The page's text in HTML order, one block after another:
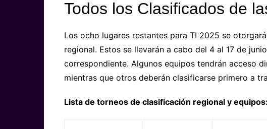
Todos los Clasificados de
Los ocho lugares restantes para TI 2025 se
regional. Estos se llevarán a cabo del 4 al 17 de
correspondiente. Algunos equipos tendrán acceso
mientras que otros deberán clasificarse primero a
Lista de torneos de clasificación regional y equipos: